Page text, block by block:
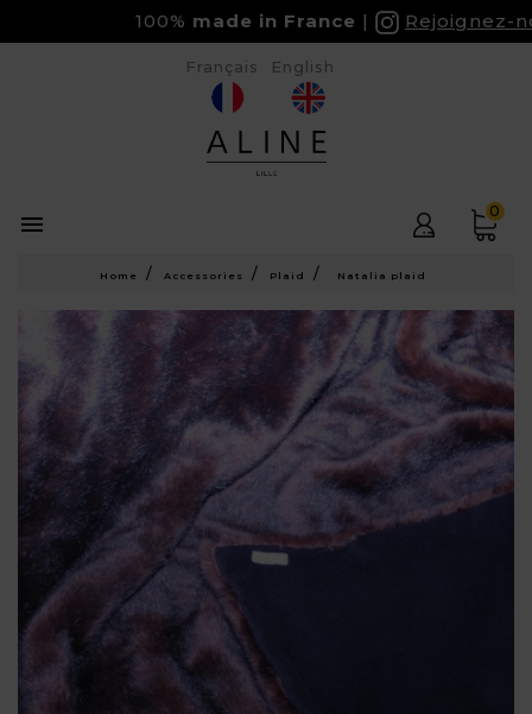
100%made in France Rejoignez-
 0
Français English
Home Accessories Plaid Natalia plaid